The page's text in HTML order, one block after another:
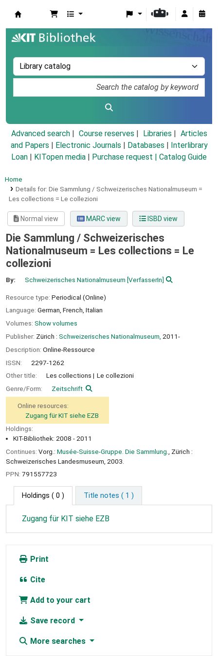
Advanced search Course reserves Libraries
Articles
and Papers
Electronic Journals Databases
Interlibrary
Loan
KITopen media Purchase request | Catalog Guide
Home
Details for: Die Sammlung / Schweizerisches Nationalmuseum =
Les collections = Le collezioni
Normal view MARC view ISBD view
Die Sammlung / Schweizerisches
Nationalmuseum = Les collections = Le
collezioni
By: Schweizerisches Nationalmuseum [VerfasserIn]
Resource type: Periodical (Online)
Language: German, French, Italian
Volumes: Show volumes
Publisher: Zürich : Schweizerisches Nationalmuseum, 2011-
Description: Online-Ressource
ISSN:
2297-1262
Other title:
Les collections
Le collezioni
Genre/Form:
Zeitschrift
Online resources:
Zugang für KIT siehe EZB
Holdings:
KIT-Bibliothek: 2008 - 2011
Continues: Vorg.: Musée-Suisse-Gruppe. Die Sammlung.
, Zürich :
Schweizerisches Landesmuseum, 2003.
PPN: 791557723
Holdings ( 0 ) Title notes ( 1 )
Zugang für KIT siehe EZB
Print
Cite
Add to your cart
Save record
More searches